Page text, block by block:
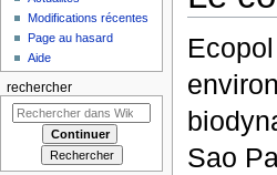
Sao
Modifications récentes
Page au hasard
Aide
rechercher